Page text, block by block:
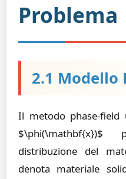
Problema
2.1 Modello
Il metodo phase-field
distribuzione del
denota materiale